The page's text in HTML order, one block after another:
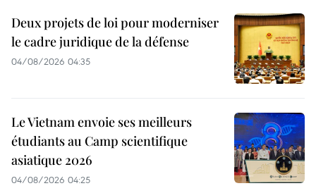
Deux projets de loi pour moderniser
le cadre juridique de la défense
04/08/2026 04:35
Le Vietnam envoie ses meilleurs
étudiants au Camp scientifique
asiatique 2026
04/08/2026 04:25